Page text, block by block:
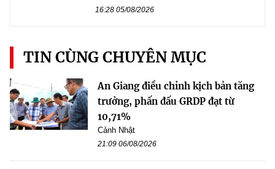
16:28 05/08/2026
TIN CÙNG CHUYÊN MỤC
An Giang điều chỉnh kịch bản tăng
trưởng, phấn đấu GRDP đạt từ
10,71%
Cảnh Nhật
21:09 06/08/2026